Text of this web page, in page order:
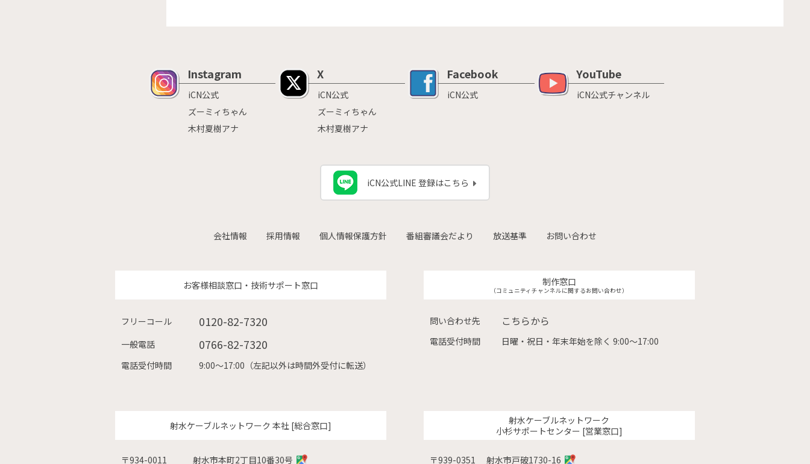
Instagram
iCN公式
ズーミィちゃん
木村夏樹アナ
X
iCN公式
ズーミィちゃん
木村夏樹アナ
Facebook
iCN公式
YouTube
iCN公式チャンネル
iCN公式LINE 登録はこちら
会社情報 採用情報 個人情報保護方針 番組審議会だより 放送基準 お問い合わせ
お客様相談窓口・技術サポート窓口
フリーコール 0120-82-7320
一般電話 0766-82-7320
電話受付時間 9:00〜17:00（左記以外は時間外受付に転送）
制作窓口
（コミュニティチャンネルに関するお問い合わせ）
問い合わせ先 こちらから
電話受付時間 日曜・祝日・年末年始を除く 9:00〜17:00
射水ケーブルネットワーク 本社 [総合窓口]
〒934-0011 射水市本町2丁目10番30号
射水ケーブルネットワーク
小杉サポートセンター [営業窓口]
〒939-0351 射水市戸破1730-16